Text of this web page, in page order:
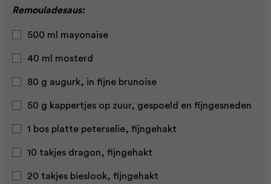
Remouladesaus:
500 ml mayonaise
40 ml mosterd
80 g augurk, in fijne brunoise
50 g kappertjes op zuur, gespoeld en fijngesneden
1 bos platte peterselie, fijngehakt
10 takjes dragon, fijngehakt
20 takjes bieslook, fijngehakt